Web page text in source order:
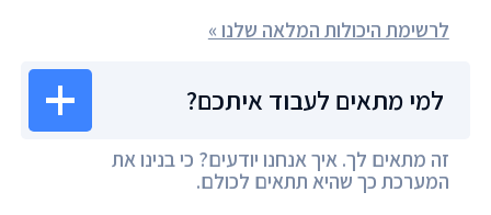
לרשימת היכולות המלאה שלנו »
למי מתאים לעבוד איתכם?
זה מתאים לך. איך אנחנו יודעים? כי בנינו את
המערכת כך שהיא תתאים לכולם.